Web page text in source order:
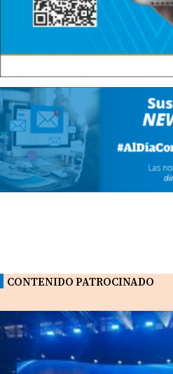
CONTENIDO PATROCINADO